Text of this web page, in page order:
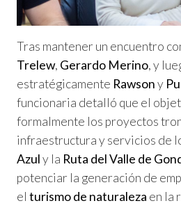
Tras mantener un encuentro
Trelew, Gerardo Merino, y
estratégicamente Rawsony
funcionaria detalló que el
formalmente los proyectos
infraestructura y servicios de
Azuly la Ruta del Valle de
potenciar la generación de
el turismo de naturaleza en la